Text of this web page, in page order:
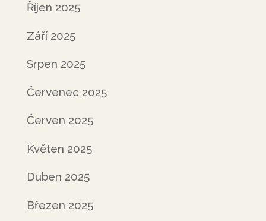
Říjen 2025
Září 2025
Srpen 2025
Červenec 2025
Červen 2025
Květen 2025
Duben 2025
Březen 2025